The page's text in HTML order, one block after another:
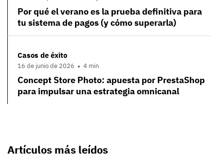
Por qué el verano es la prueba definitiva para
tu sistema de pagos (y cómo superarla)
Casos de éxito
16 de junio de 2026 4 min
Concept Store Photo: apuesta por PrestaShop
para impulsar una estrategia omnicanal
Artículos más leídos